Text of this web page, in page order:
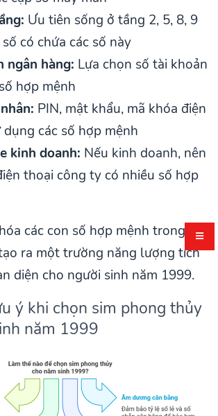
Ưu tiên sống ở tầng 2, 5, 8, 9
có chứa các số này
ngân hàng: Lựa chọn số tài khoản
hợp mệnh
PIN, mật khẩu, mã khóa điện
các số hợp mệnh
kinh doanh: Nếu kinh doanh, nên
thoại công ty có nhiều số hợp
các con số hợp mệnh trong
ra một trường năng lượng tích
diện cho người sinh năm 1999.
ý khi chọn sim phong thủy
năm 1999